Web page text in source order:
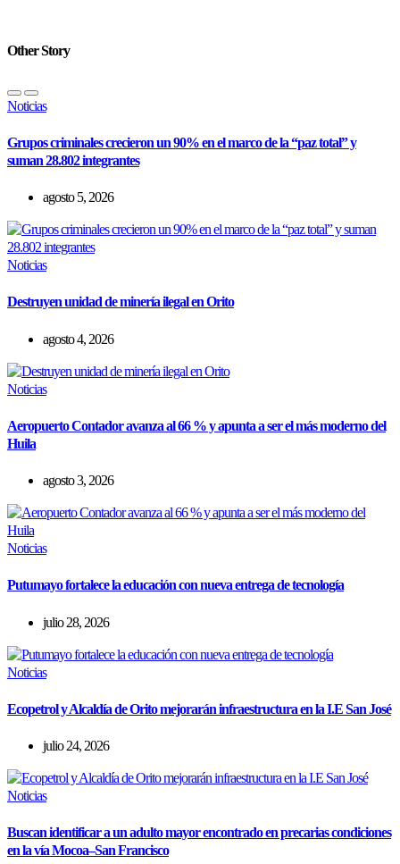
Other Story
Noticias
Grupos criminales crecieron un 90% en el marco de la “paz total” y
suman 28.802 integrantes
agosto 5, 2026
Noticias
Destruyen unidad de minería ilegal en Orito
agosto 4, 2026
Noticias
Aeropuerto Contador avanza al 66 % y apunta a ser el más moderno del
Huila
agosto 3, 2026
Noticias
Putumayo fortalece la educación con nueva entrega de tecnología
julio 28, 2026
Noticias
Ecopetrol y Alcaldía de Orito mejorarán infraestructura en la I.E San José
julio 24, 2026
Noticias
Buscan identificar a un adulto mayor encontrado en precarias condiciones
en la vía Mocoa–San Francisco